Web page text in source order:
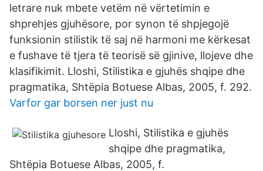
letrare nuk mbete vetëm në vërtetimin e
shprehjes gjuhësore, por synon të shpjegojë
funksionin stilistik të saj në harmoni me kërkesat
e fushave të tjera të teorisë së gjinive, llojeve dhe
klasifikimit. Lloshi, Stilistika e gjuhës shqipe dhe
pragmatika, Shtëpia Botuese Albas, 2005, f. 292.
Varfor gar borsen ner just nu
Lloshi, Stilistika e gjuhës
shqipe dhe pragmatika,
Shtëpia Botuese Albas, 2005, f.